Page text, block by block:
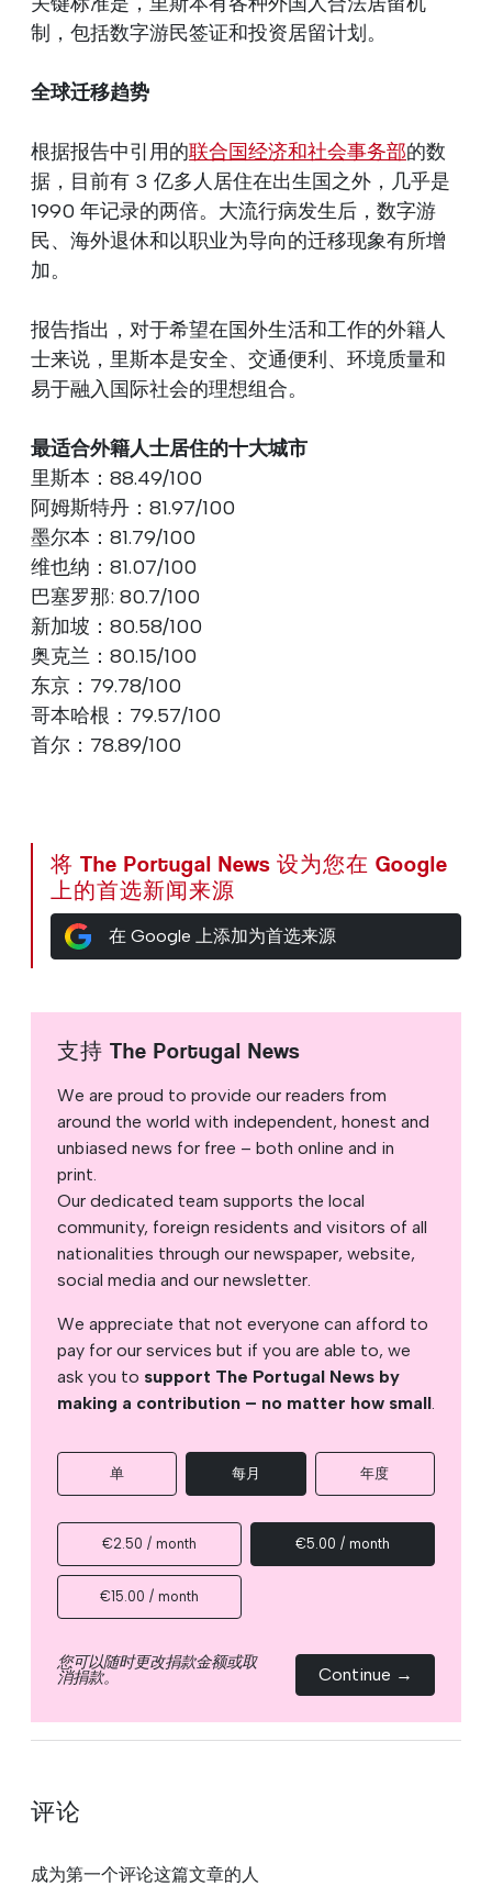
制，包括数字游民签证和投资居留计划。
全球迁移趋势
根据报告中引用的联合国经济和社会事务部的数
据，目前有 3 亿多人居住在出生国之外，几乎是
1990 年记录的两倍。大流行病发生后，数字游
民、海外退休和以职业为导向的迁移现象有所增
加。
报告指出，对于希望在国外生活和工作的外籍人
士来说，里斯本是安全、交通便利、环境质量和
易于融入国际社会的理想组合。
最适合外籍人士居住的十大城市
里斯本：88.49/100
阿姆斯特丹：81.97/100
墨尔本：81.79/100
维也纳：81.07/100
巴塞罗那: 80.7/100
新加坡：80.58/100
奥克兰：80.15/100
东京：79.78/100
哥本哈根：79.57/100
首尔：78.89/100
将 The Portugal News 设为您在 Google
上的首选新闻来源
在 Google 上添加为首选来源
支持 The Portugal News
We are proud to provide our readers from
around the world with independent, honest and
unbiased news for free – both online and in
print.
Our dedicated team supports the local
community, foreign residents and visitors of all
nationalities through our newspaper, website,
social media and our newsletter.
We appreciate that not everyone can afford to
pay for our services but if you are able to, we
ask you to support The Portugal News by
making a contribution – no matter how small.
单 每月 年度
€2.50 / month €5.00 / month
€15.00 / month
您可以随时更改捐款金额或取
消捐款。 Continue →
评论
成为第一个评论这篇文章的人